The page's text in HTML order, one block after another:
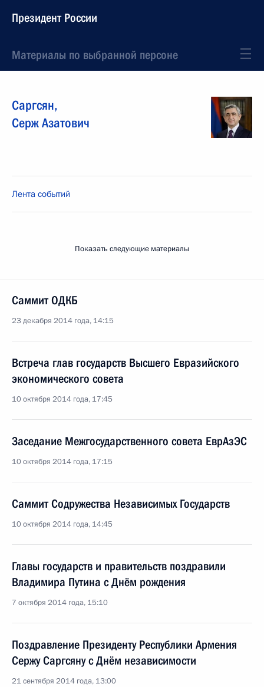
Президент России
Материалы по выбранной персоне
Саргсян,
Серж Азатович
Лента событий
Показать следующие материалы
Саммит ОДКБ
23 декабря 2014 года, 14:15
Встреча глав государств Высшего Евразийского
экономического совета
10 октября 2014 года, 17:45
Заседание Межгосударственного совета ЕврАзЭС
10 октября 2014 года, 17:15
Саммит Содружества Независимых Государств
10 октября 2014 года, 14:45
Главы государств и правительств поздравили
Владимира Путина с Днём рождения
7 октября 2014 года, 15:10
Поздравление Президенту Республики Армения
Сержу Саргсяну с Днём независимости
21 сентября 2014 года, 13:00